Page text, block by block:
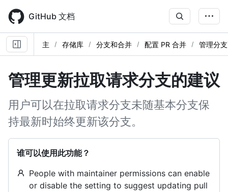
main
content
GitHub 文档
主 存储库 分支和合并 配置 PR 合并 管理分
管理更新拉取请求分支的建议
用户可以在拉取请求分支未随基本分支保
持最新时始终更新该分支。
谁可以使用此功能？
People with maintainer permissions can enable
or disable the setting to suggest updating pull